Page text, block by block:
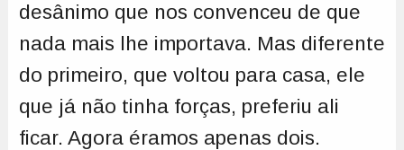
desânimo que nos convenceu de que
nada mais lhe importava. Mas diferente
do primeiro, que voltou para casa, ele
que já não tinha forças, preferiu ali
ficar. Agora éramos apenas dois.